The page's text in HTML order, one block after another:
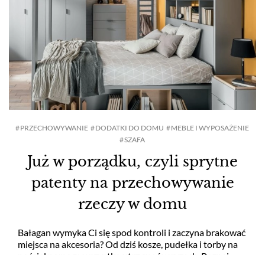
Już w porządku, czyli sprytne
patenty na przechowywanie
rzeczy w domu
Bałagan wymyka Ci się spod kontroli i zaczyna brakować
miejsca na akcesoria? Od dziś kosze, pudełka i torby na
PRZECHOWYWANIE DODATKI DO DOMU
MEBLE I WYPOSAŻENIE
SZAFA